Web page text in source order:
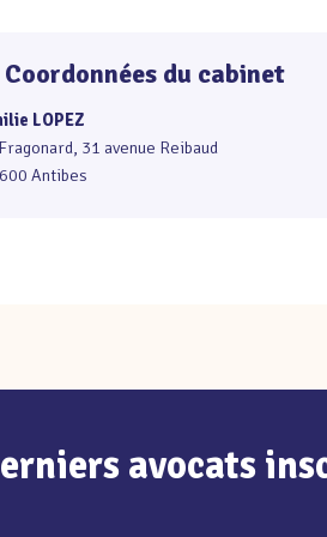
Coordonnées du cabinet
LOPEZ
31 avenue Reibaud
Antibes
avocats